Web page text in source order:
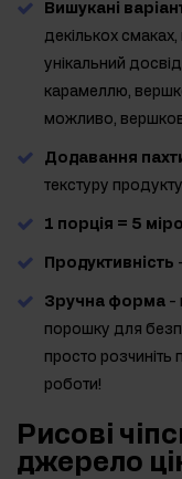
Вишукані
декількох
унікальний
карамеллю,
можливо,
Додавання
текстуру
1 порція = 5
Продуктивність
Зручна форма -
порошку для
просто розчиніть
роботи!
Рисові
джерело